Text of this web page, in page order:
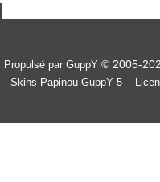
Propulsé par GuppY © 2005-
Skins Papinou GuppY 5